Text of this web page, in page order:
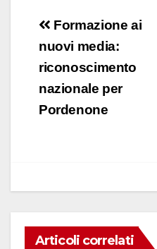
c
e
b
o
o
at
A
p
Navigazione
articoli
Formazione ai
nuovi media:
riconoscimento
nazionale per
Pordenone
Articoli correlati